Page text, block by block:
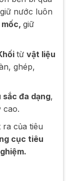
giữ nước luôn
giữ
từ vật liệu
ghép,
sắc đa dạng,
cao.
của tiêu
cục tiêu